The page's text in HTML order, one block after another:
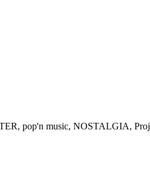
pop'n music, NOSTALGIA,